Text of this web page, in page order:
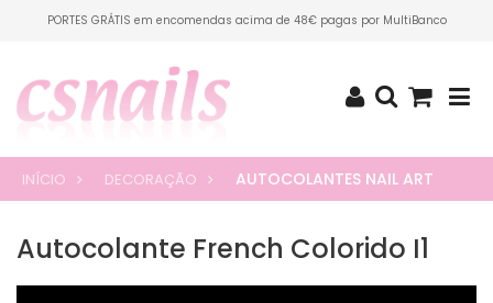
PORTES GRÁTIS em encomendas acima de 48€ pagas por MultiBanco
INÍCIO DECORAÇÃO AUTOCOLANTES NAIL ART
Autocolante French Colorido I1